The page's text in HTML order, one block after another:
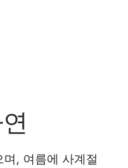
, 여름에 사계절